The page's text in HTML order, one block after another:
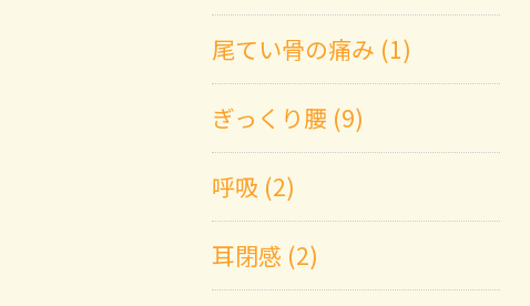
尾てい骨の痛み (1)
ぎっくり腰 (9)
呼吸 (2)
耳閉感 (2)